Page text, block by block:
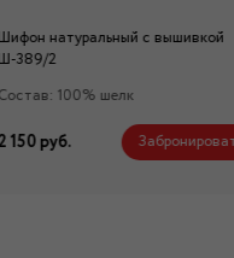
натуральный с вышивкой
389/2
Состав: 100% шелк
150 руб.